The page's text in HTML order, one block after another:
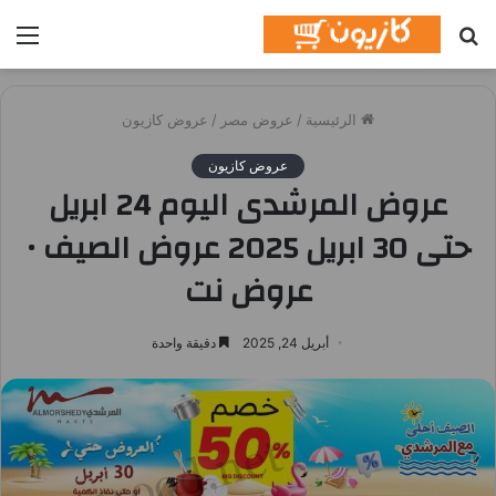
عن
الرئيسية / عروض مصر / عروض كازيون
عروض كازيون
عروض المرشدى اليوم 24 ابريل
حتى 30 ابريل 2025 عروض الصيف •
عروض نت
أبريل 24, 2025 دقيقة واحدة